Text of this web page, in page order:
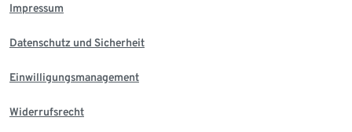
Impressum
Datenschutz und Sicherheit
Einwilligungsmanagement
Widerrufsrecht